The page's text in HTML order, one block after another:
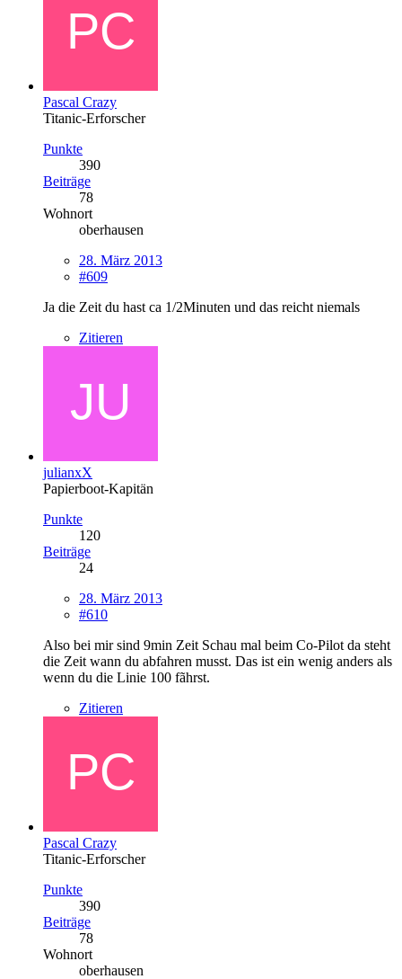
Pascal Crazy
Titanic-Erforscher
Punkte
390
Beiträge
78
Wohnort
oberhausen
28. März 2013
#609
Ja die Zeit du hast ca 1/2Minuten und das reicht niemals
Zitieren
julianxX
Papierboot-Kapitän
Punkte
120
Beiträge
24
28. März 2013
#610
Also bei mir sind 9min Zeit Schau mal beim Co-Pilot da steht
die Zeit wann du abfahren musst. Das ist ein wenig anders als
wenn du die Linie 100 fãhrst.
Zitieren
Pascal Crazy
Titanic-Erforscher
Punkte
390
Beiträge
78
Wohnort
oberhausen